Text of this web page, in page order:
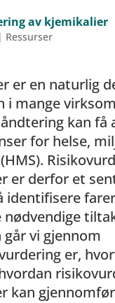
av kjemikalier
Ressurser
er en naturlig
i mange
kan få
for helse,
er derfor et
identifisere
vi gjennom
er,
kan